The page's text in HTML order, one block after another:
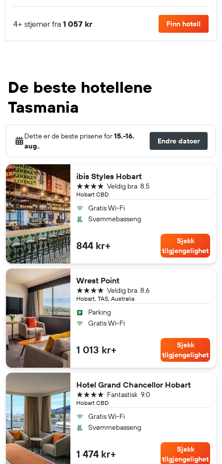
4+ stjerner fra 1 057 kr Finn hotell
De beste hotellene
Tasmania
Dette er de beste prisene for15.-16.
aug.
Endre datoer
ibis Styles Hobart
Hobart CBD
8.5
Veldig bra
4 stjerner
Gratis Wi-Fi
Svømmebasseng
844 kr+
Sjekk
tilgjengelighet
Wrest Point
Hobart, TAS, Australia
8.6
Veldig bra
4 stjerner
Parking
Gratis Wi-Fi
1 013 kr+
Sjekk
tilgjengelighet
Hotel Grand Chancellor Hobart
Hobart CBD
9.0
Fantastisk
4 stjerner
Gratis Wi-Fi
Svømmebasseng
1 474 kr+
Sjekk
tilgjengelighet